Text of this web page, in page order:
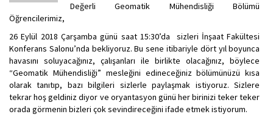
Değerli Geomatik Mühendisliği Bölümü
Öğrencilerimiz,
26 Eylül 2018 Çarşamba günü saat 15:30’da sizleri İnşaat Fakültesi
Konferans Salonu’nda bekliyoruz. Bu sene itibariyle dört yıl boyunca
havasını soluyacağınız, çalışanları ile birlikte olacağınız, böylece
“Geomatik Mühendisliği” mesleğini edineceğiniz bölümünüzü kısa
olarak tanıtıp, bazı bilgileri sizlerle paylaşmak istiyoruz. Sizlere
tekrar hoş geldiniz diyor ve oryantasyon günü her birinizi teker teker
orada görmenin bizleri çok sevindireceğini ifade etmek istiyorum.